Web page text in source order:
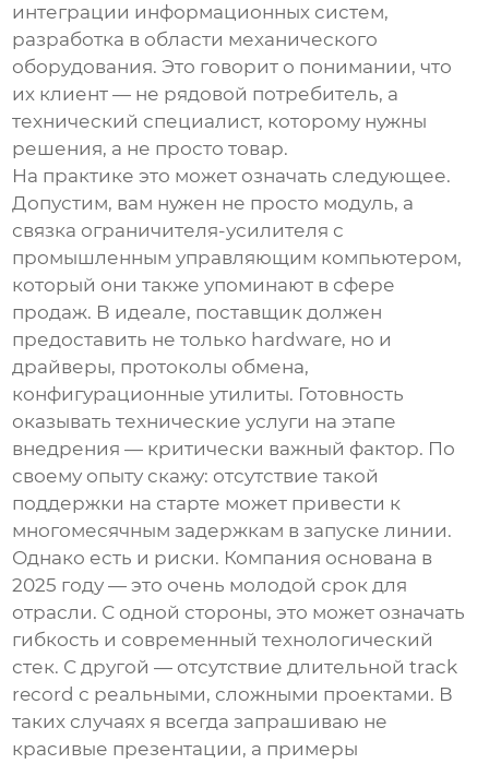
интеграции информационных систем,
разработка в области механического
оборудования. Это говорит о понимании, что
их клиент — не рядовой потребитель, а
технический специалист, которому нужны
решения, а не просто товар.
На практике это может означать следующее.
Допустим, вам нужен не просто модуль, а
связка ограничителя-усилителя с
промышленным управляющим компьютером,
который они также упоминают в сфере
продаж. В идеале, поставщик должен
предоставить не только hardware, но и
драйверы, протоколы обмена,
конфигурационные утилиты. Готовность
оказыватьтехнические услуги на этапе
внедрения — критически важный фактор. По
своему опыту скажу: отсутствие такой
поддержки на старте может привести к
многомесячным задержкам в запуске линии.
Однако есть и риски. Компания основана в
2025 году — это очень молодой срок для
отрасли. С одной стороны, это может означать
гибкость и современный технологический
стек. С другой — отсутствие длительной track
record с реальными, сложными проектами. В
таких случаях я всегда запрашиваю не
красивые презентации, а примеры